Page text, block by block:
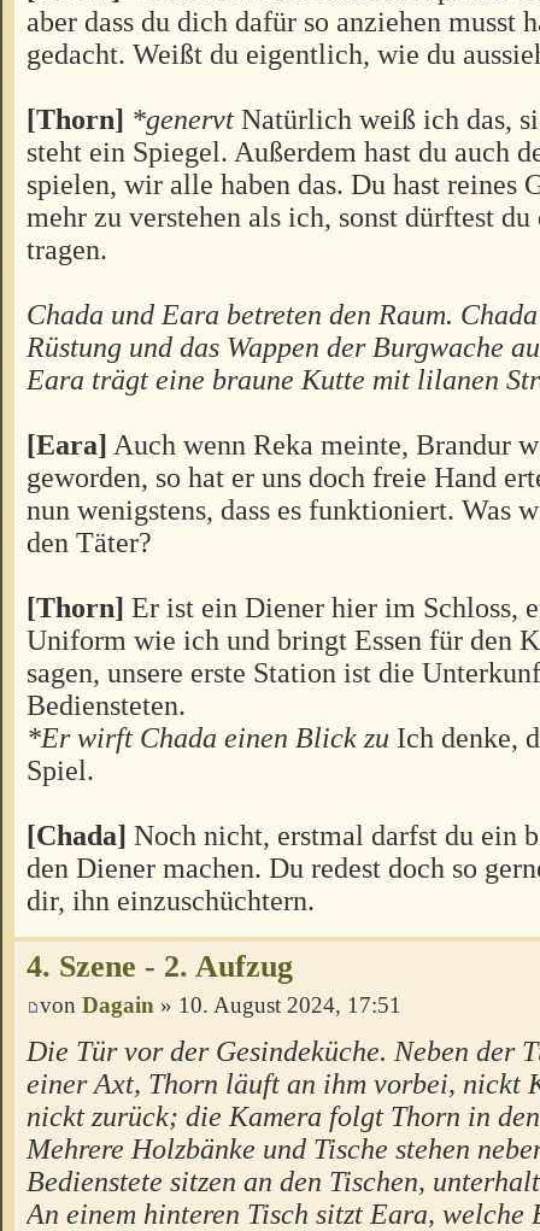
aber dass du dich dafür so anziehen musst
gedacht. Weißt du eigentlich, wie du
[Thorn] *genervt Natürlich weiß ich das,
steht ein Spiegel. Außerdem hast du auch
spielen, wir alle haben das. Du hast reines
mehr zu verstehen als ich, sonst dürftest
tragen.
Chada und Eara betreten den Raum.
Rüstung und das Wappen der Burgwache
Eara trägt eine braune Kutte mit lilanen
[Eara] Auch wenn Reka meinte, Brandur
geworden, so hat er uns doch freie Hand
nun wenigstens, dass es funktioniert. Was
den Täter?
[Thorn] Er ist ein Diener hier im Schloss,
Uniform wie ich und bringt Essen für den
sagen, unsere erste Station ist die
Bediensteten.
*Er wirft Chada einen Blick zu Ich denke,
Spiel.
[Chada] Noch nicht, erstmal darfst du ein
den Diener machen. Du redest doch so
dir, ihn einzuschüchtern.
4. Szene - 2. Aufzug
von Dagain » 10. August 2024, 17:51
Die Tür vor der Gesindeküche. Neben der
einer Axt, Thorn läuft an ihm vorbei, nickt
nickt zurück; die Kamera folgt Thorn in
Mehrere Holzbänke und Tische stehen
Bedienstete sitzen an den Tischen,
An einem hinteren Tisch sitzt Eara, welche